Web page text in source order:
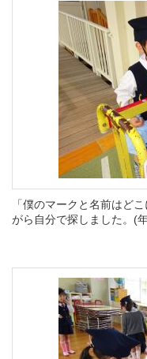
「僕のマークと名前はど
がら自分で探しました。(